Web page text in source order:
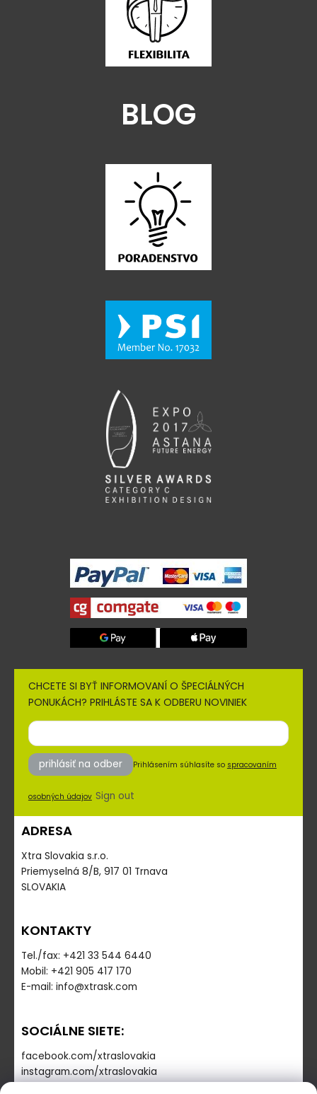
BLOG
CHCETE SI BYŤ INFORMOVANÍ O ŠPECIÁLNÝCH
PONUKÁCH? PRIHLÁSTE SA K ODBERU NOVINIEK
prihlásiť na odber Prihlásením súhlasíte so spracovaním
osobných údajov Sign out
ADRESA
Xtra Slovakia s.r.o.
Priemyselná 8/B, 917 01 Trnava
SLOVAKIA
KONTAKTY
Tel./fax: +421 33 544 6440
Mobil: +421 905 417 170
E-mail: info@xtrask.com
SOCIÁLNE SIETE:
facebook.com/xtraslovakia
instagram.com/xtraslovakia